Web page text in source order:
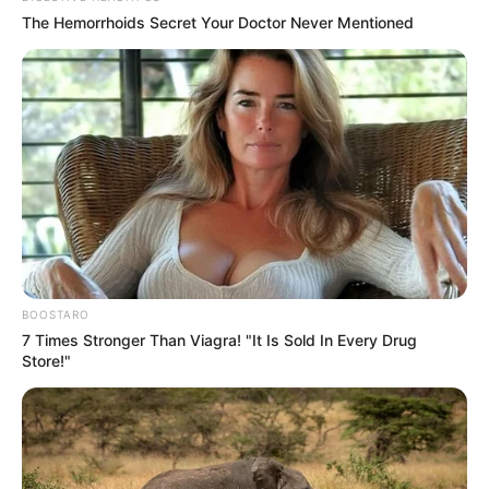
Η Moderna μηνύει τους
αντιπάλους της της Big
Pharma για τις
πατέντες εμβολίων
Η omertà της Covid
Ο Υπόγειος Πόλεμος είναι γεγονός.. Το
The Hemorrhoids Secret Your Doctor Never Mentioned
BOOSTARO
7 Times Stronger Than Viagra! "It Is Sold In Every Drug
Store!"